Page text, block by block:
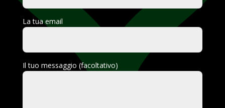
La tua email
Il tuo messaggio (facoltativo)